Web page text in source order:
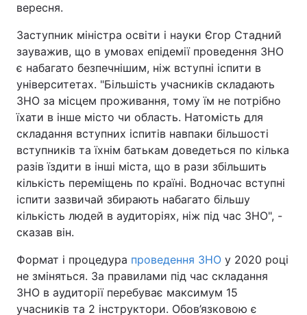
Тема оформлення
вересня.
Заступник міністра освіти і науки Єгор Стадний
зауважив, що в умовах епідемії проведення ЗНО
є набагато безпечнішим, ніж вступні іспити в
університетах. "Більшість учасників складають
ЗНО за місцем проживання, тому їм не потрібно
їхати в інше місто чи область. Натомість для
складання вступних іспитів навпаки більшості
вступників та їхнім батькам доведеться по кілька
разів їздити в інші міста, що в рази збільшить
кількість переміщень по країні. Водночас вступні
іспити зазвичай збирають набагато більшу
кількість людей в аудиторіях, ніж під час ЗНО", -
сказав він.
Формат і процедура проведення ЗНО у 2020 році
не зміняться. За правилами під час складання
ЗНО в аудиторії перебуває максимум 15
учасників та 2 інструктори. Обов’язковою є